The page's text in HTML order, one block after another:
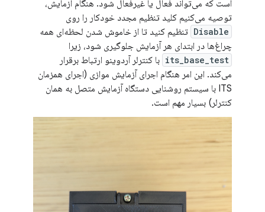
است که می‌تواند فعال یا غیرفعال شود. هنگام آزمایش،
توصیه می‌کنیم کلید تنظیم مجدد خودکار را روی
Disable تنظیم کنید تا از خاموش شدن لحظه‌ای همه
چراغ‌ها در ابتدای هر آزمایش جلوگیری شود، زیرا
its_base_test با کنترلر آردوینو ارتباط برقرار
می‌کند. این امر هنگام اجرای آزمایش موازی (اجرای همزمان
ITS با سیستم روشنایی دستگاه آزمایش متصل به همان
کنترلر) بسیار مهم است.